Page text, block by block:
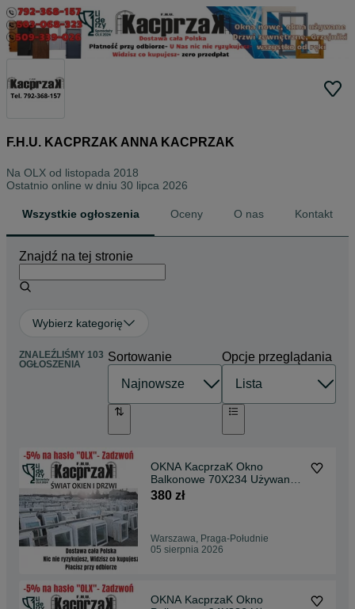
F.H.U. KACPRZAK ANNA KACPRZAK
Na OLX od listopada 2018
Ostatnio online w dniu 30 lipca 2026
Wszystkie ogłoszenia Oceny O nas Kontakt
Znajdź na tej stronie
Wybierz kategorię
ZNALEŹLIŚMY 103
OGŁOSZENIA
Sortowanie Opcje przeglądania
OKNA KacprzaK Okno
Balkonowe 70X234 Używane
PCV Lider Okna OLX
380 zł
Warszawa, Praga-Południe
05 sierpnia 2026
OKNA KacprzaK Okno